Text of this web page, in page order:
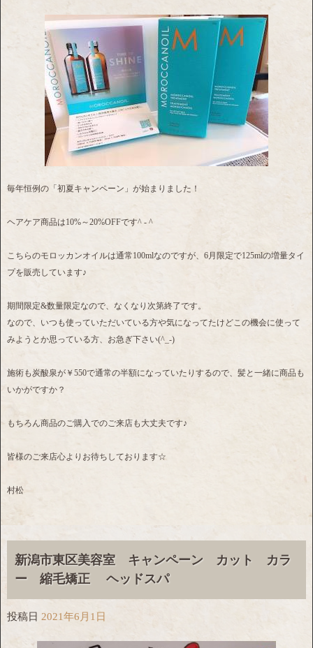
毎年恒例の「初夏キャンペーン」が始まりました！
ヘアケア商品は10%～20%OFFです^ - ^
こちらのモロッカンオイルは通常100mlなのですが、6月限定で125mlの増量タイ
プを販売しています♪
期間限定&数量限定なので、なくなり次第終了です。
なので、いつも使っていただいている方や気になってたけどこの機会に使って
みようとか思っている方、お急ぎ下さい(^_-)
施術も炭酸泉が￥550で通常の半額になっていたりするので、髪と一緒に商品も
いかがですか？
もちろん商品のご購入でのご来店も大丈夫です♪
皆様のご来店心よりお待ちしております☆
村松
新潟市東区美容室 キャンペーン カット カラ
ー 縮毛矯正 ヘッドスパ
投稿日 2021年6月1日